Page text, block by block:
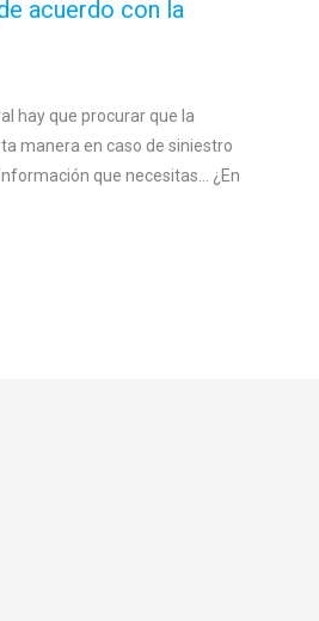
acuerdo con la
hay que procurar que la
manera en caso de siniestro
que necesitas… ¿En